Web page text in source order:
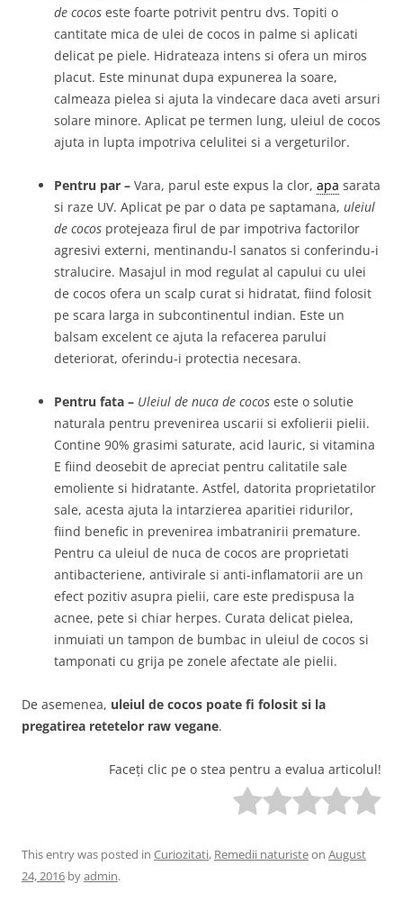
de cocos este foarte potrivit pentru dvs. Topiti o
cantitate mica de ulei de cocos in palme si aplicati
delicat pe piele. Hidrateaza intens si ofera un miros
placut. Este minunat dupa expunerea la soare,
calmeaza pielea si ajuta la vindecare daca aveti arsuri
solare minore. Aplicat pe termen lung, uleiul de cocos
ajuta in lupta impotriva celulitei si a vergeturilor.
Pentru par – Vara, parul este expus la clor, apa sarata
si raze UV. Aplicat pe par o data pe saptamana, uleiul
de cocos protejeaza firul de par impotriva factorilor
agresivi externi, mentinandu-l sanatos si conferindu-i
stralucire. Masajul in mod regulat al capului cu ulei
de cocos ofera un scalp curat si hidratat, fiind folosit
pe scara larga in subcontinentul indian. Este un
balsam excelent ce ajuta la refacerea parului
deteriorat, oferindu-i protectia necesara.
Pentru fata – Uleiul de nuca de cocos este o solutie
naturala pentru prevenirea uscarii si exfolierii pielii.
Contine 90% grasimi saturate, acid lauric, si vitamina
E fiind deosebit de apreciat pentru calitatile sale
emoliente si hidratante. Astfel, datorita proprietatilor
sale, acesta ajuta la intarzierea aparitiei ridurilor,
fiind benefic in prevenirea imbatranirii premature.
Pentru ca uleiul de nuca de cocos are proprietati
antibacteriene, antivirale si anti-inflamatorii are un
efect pozitiv asupra pielii, care este predispusa la
acnee, pete si chiar herpes. Curata delicat pielea,
inmuiati un tampon de bumbac in uleiul de cocos si
tamponati cu grija pe zonele afectate ale pielii.
De asemenea, uleiul de cocos poate fi folosit si la
pregatirea retetelor raw vegane.
Faceți clic pe o stea pentru a evalua articolul!
This entry was posted in Curiozitati, Remedii naturisteon August
24, 2016 byadmin.